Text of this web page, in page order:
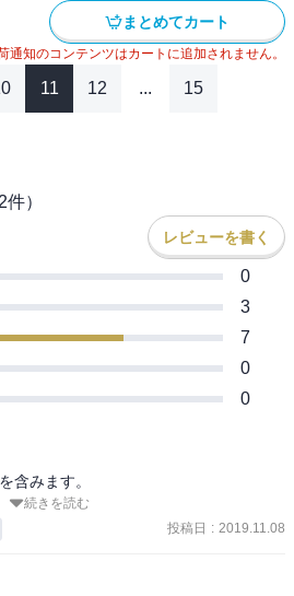
まとめてカート
知のコンテンツはカートに追加されません。
11 12 ... 15
件）
レビューを書く
0
3
7
0
0
含みます。
きました。旅の一座みたいなのも楽し
ちり進めて欲しかった・・・。
続きを読む
投稿日 : 2019.11.08